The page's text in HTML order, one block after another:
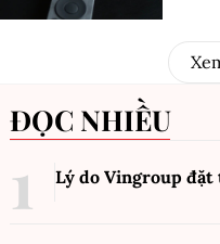
ĐỌC NHIỀU
Lý do Vingroup đặt